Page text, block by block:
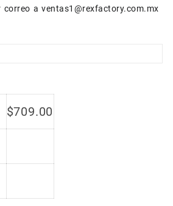
a ventas1@rexfactory.com.mx
$709.00